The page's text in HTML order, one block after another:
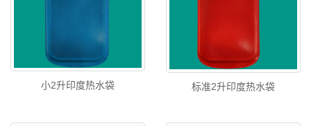
小2升印度热水袋 标准2升印度热水袋